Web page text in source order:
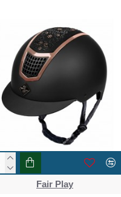
Fair Play